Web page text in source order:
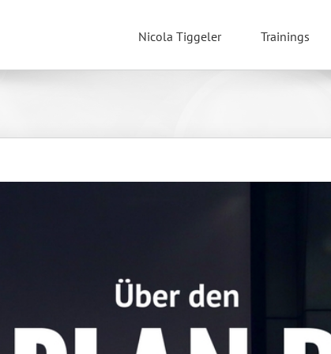
Nicola Tiggeler Trainings